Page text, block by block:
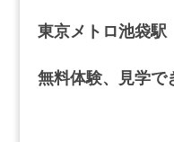
東京メトロ池袋
無料体験、見学で